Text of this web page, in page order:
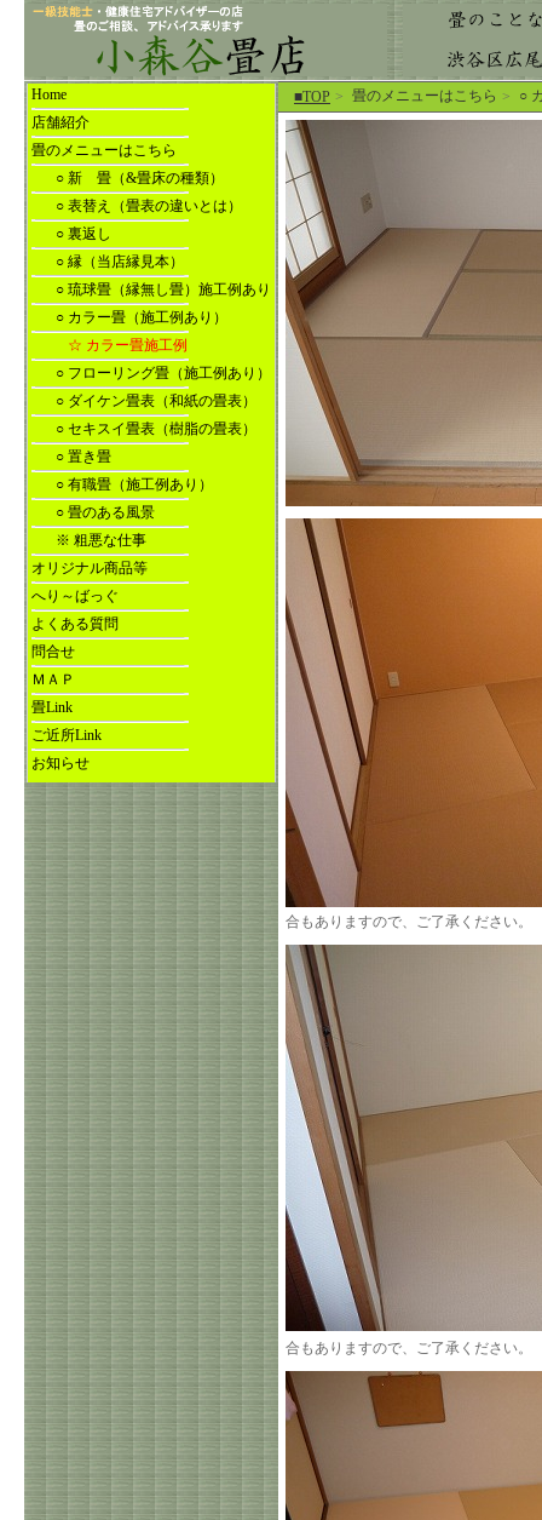
Home
店舗紹介
畳のメニューはこちら
○ 新 畳（&畳床の種類）
○ 表替え（畳表の違いとは）
○ 裏返し
○ 縁（当店縁見本）
○ 琉球畳（縁無し畳）施工例あり
○ カラー畳（施工例あり）
☆ カラー畳施工例
○ フローリング畳（施工例あり）
○ ダイケン畳表（和紙の畳表）
○ セキスイ畳表（樹脂の畳表）
○ 置き畳
○ 有職畳（施工例あり）
○ 畳のある風景
※ 粗悪な仕事
オリジナル商品等
へり～ばっぐ
よくある質問
問合せ
ＭＡＰ
畳Link
ご近所Link
お知らせ
■TOP > 畳のメニューはこちら > ○
合もありますので、ご了承ください。
合もありますので、ご了承ください。